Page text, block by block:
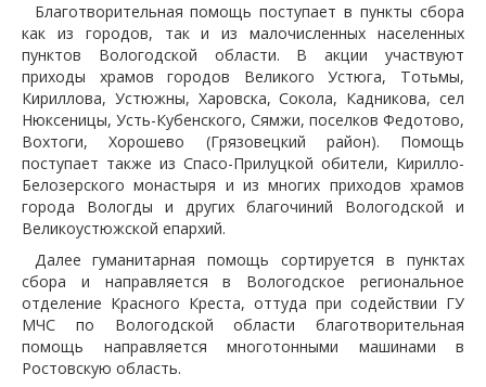
Благотворительная помощь поступает в пункты сбора
как из городов, так и из малочисленных населенных
пунктов Вологодской области. В акции участвуют
приходы храмов городов Великого Устюга, Тотьмы,
Кириллова, Устюжны, Харовска, Сокола, Кадникова, сел
Нюксеницы, Усть-Кубенского, Сямжи, поселков Федотово,
Вохтоги, Хорошево (Грязовецкий район). Помощь
поступает также из Спасо-Прилуцкой обители, Кирилло-
Белозерского монастыря и из многих приходов храмов
города Вологды и других благочиний Вологодской и
Великоустюжской епархий.
Далее гуманитарная помощь сортируется в пунктах
сбора и направляется в Вологодское региональное
отделение Красного Креста, оттуда при содействии ГУ
МЧС по Вологодской области благотворительная
помощь направляется многотонными машинами в
Ростовскую область.